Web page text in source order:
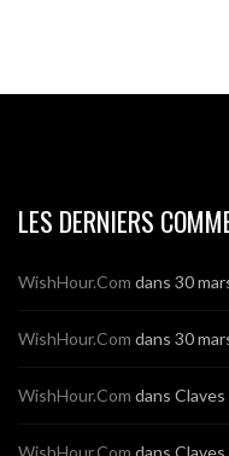
LES DERNIERS
WishHour.Com dans 30
WishHour.Com dans 30
WishHour.Com dans Claves
WishHour.Com dans Claves